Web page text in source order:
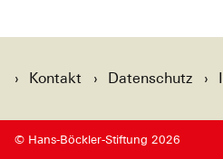
Kontakt Datenschutz
© Hans-Böckler-Stiftung 2026